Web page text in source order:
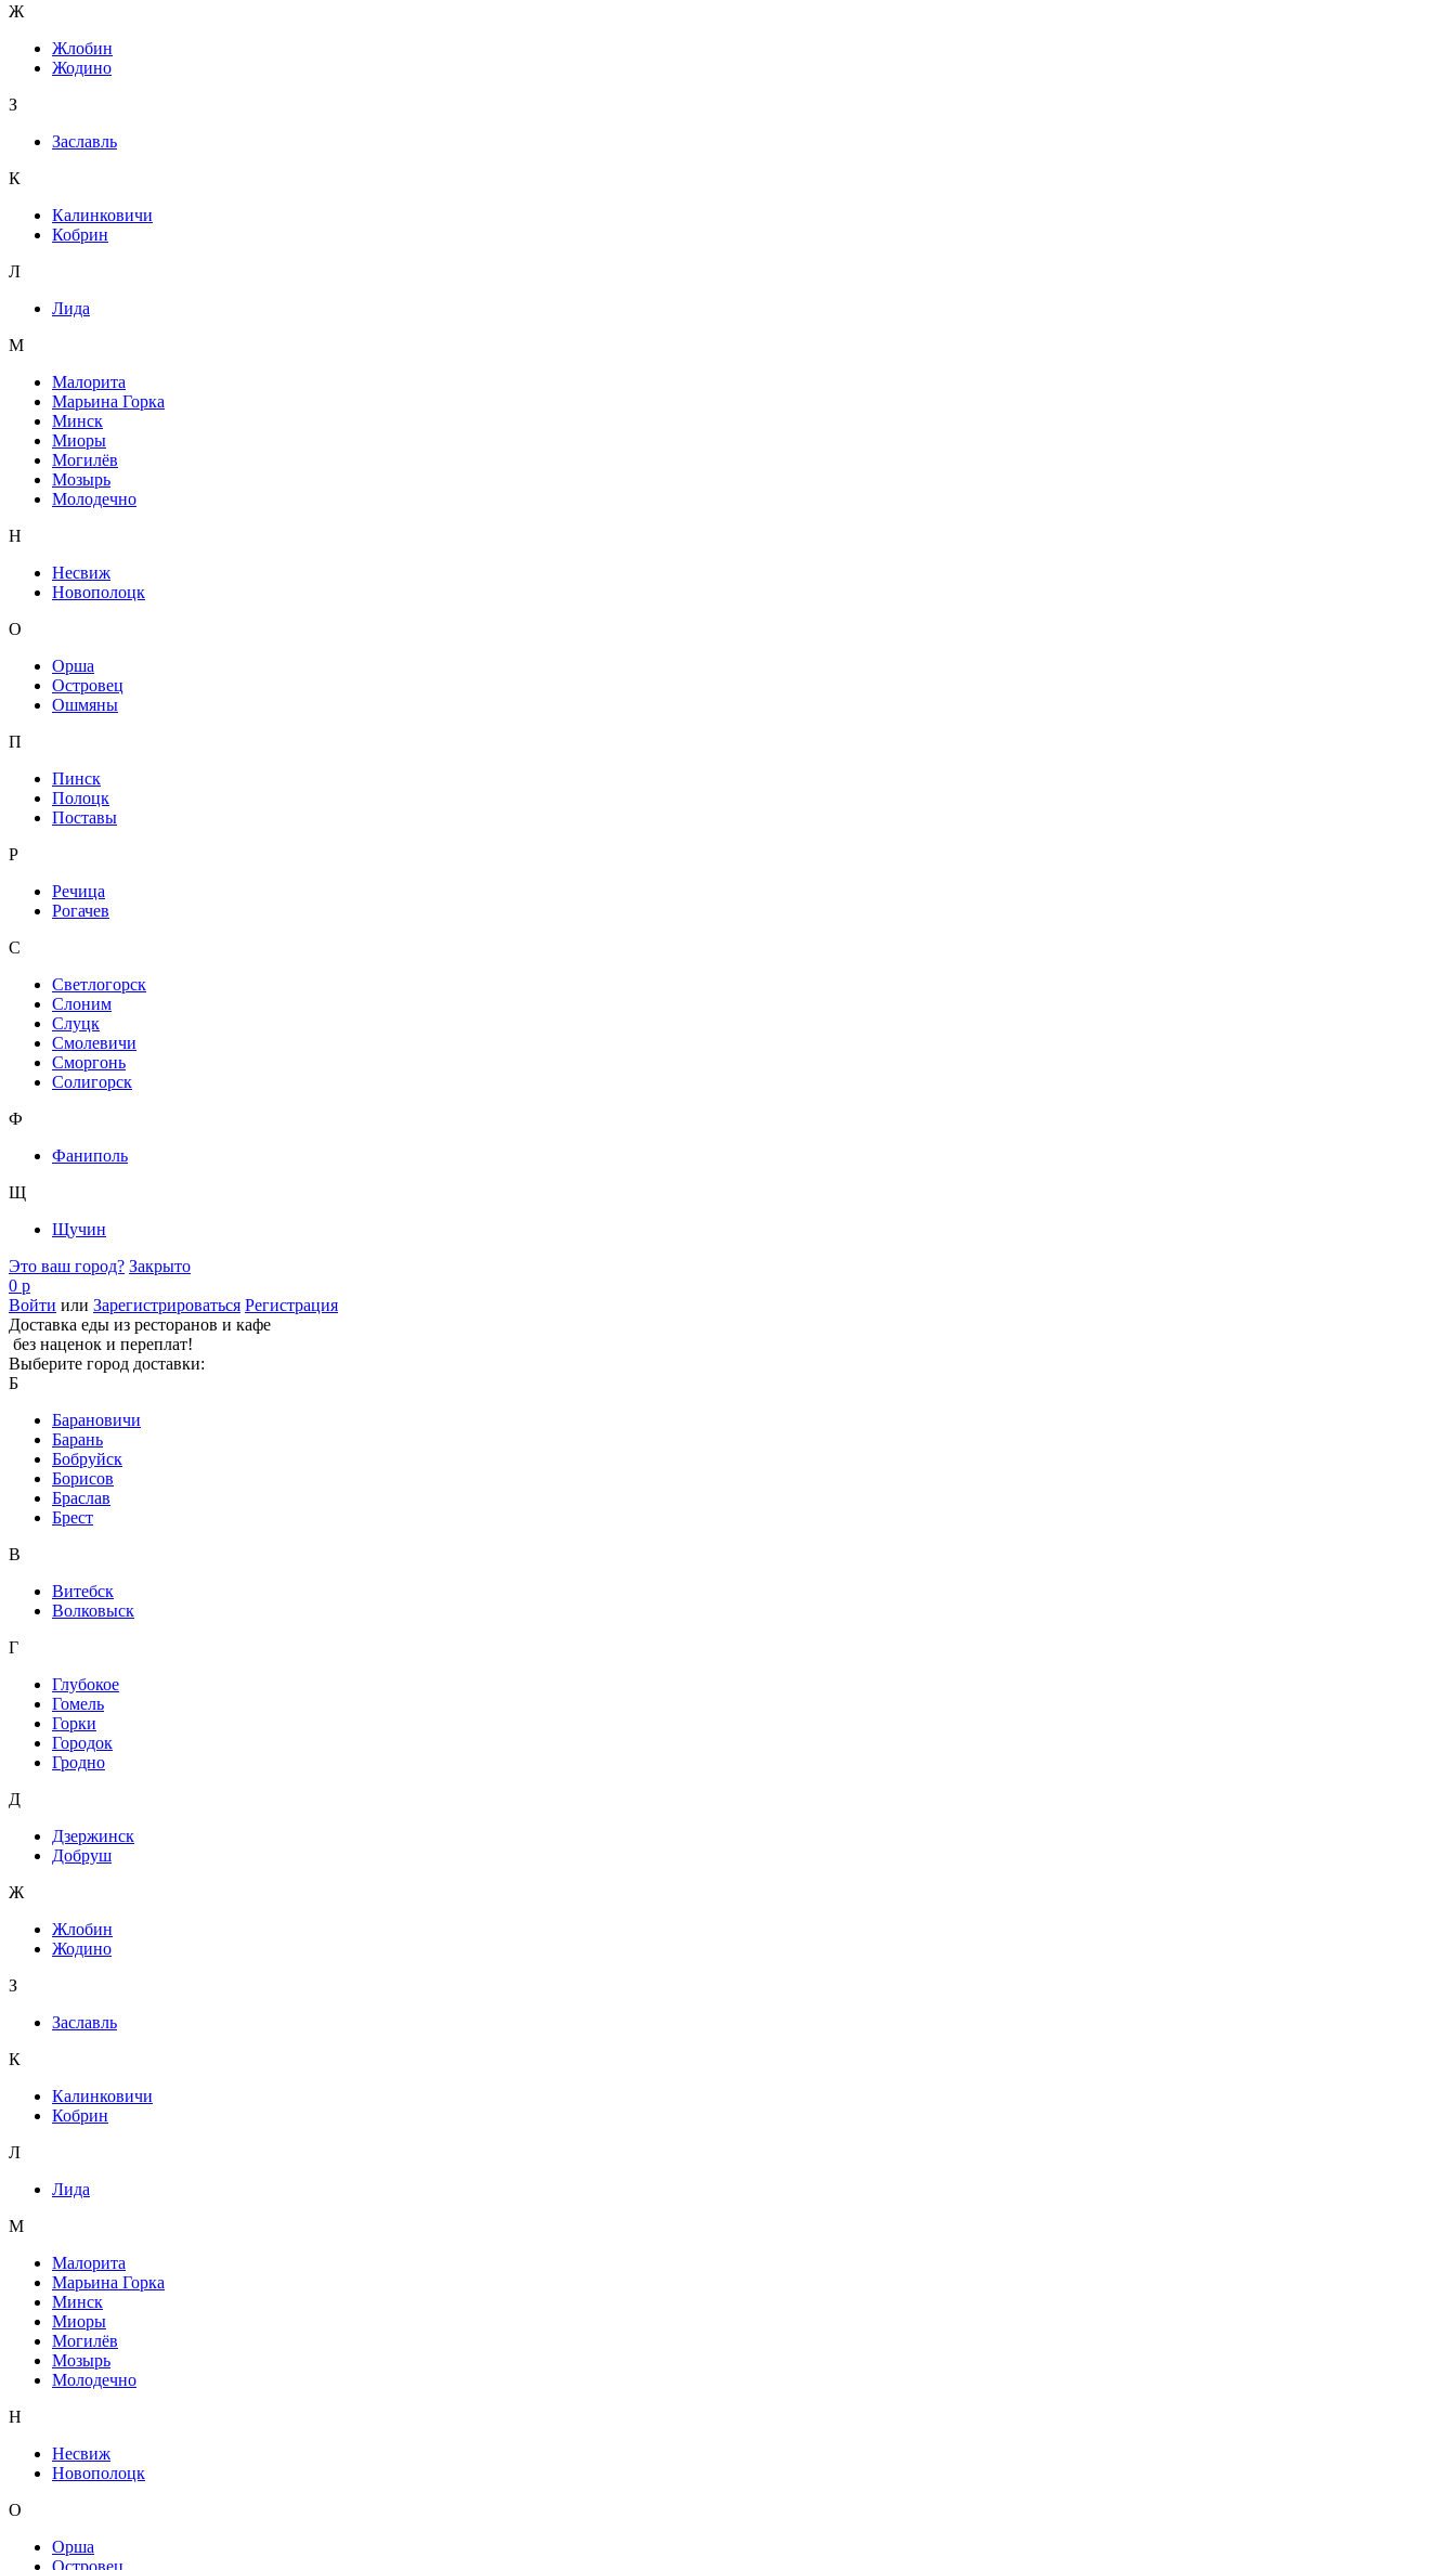
Ж
Жлобин
Жодино
З
Заславль
К
Калинковичи
Кобрин
Л
Лида
М
Малорита
Марьина Горка
Минск
Миоры
Могилёв
Мозырь
Молодечно
Н
Несвиж
Новополоцк
О
Орша
Островец
Ошмяны
П
Пинск
Полоцк
Поставы
Р
Речица
Рогачев
С
Светлогорск
Слоним
Слуцк
Смолевичи
Сморгонь
Солигорск
Ф
Фаниполь
Щ
Щучин
Это ваш город? Закрыто
0 р
Войти или Зарегистрироваться Регистрация
Доставка еды из ресторанов и кафе
без наценок и переплат!
Выберите город доставки:
Б
Барановичи
Барань
Бобруйск
Борисов
Браслав
Брест
В
Витебск
Волковыск
Г
Глубокое
Гомель
Горки
Городок
Гродно
Д
Дзержинск
Добруш
Ж
Жлобин
Жодино
З
Заславль
К
Калинковичи
Кобрин
Л
Лида
М
Малорита
Марьина Горка
Минск
Миоры
Могилёв
Мозырь
Молодечно
Н
Несвиж
Новополоцк
О
Орша
Островец